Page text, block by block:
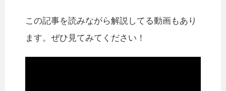
この記事を読みながら解説してる動画もあり
ます。ぜひ見てみてください！